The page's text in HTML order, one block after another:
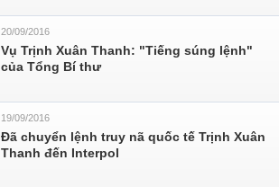
20/09/2016
Vụ Trịnh Xuân Thanh: "Tiếng súng lệnh"
của Tổng Bí thư
19/09/2016
Đã chuyển lệnh truy nã quốc tế Trịnh Xuân
Thanh đến Interpol